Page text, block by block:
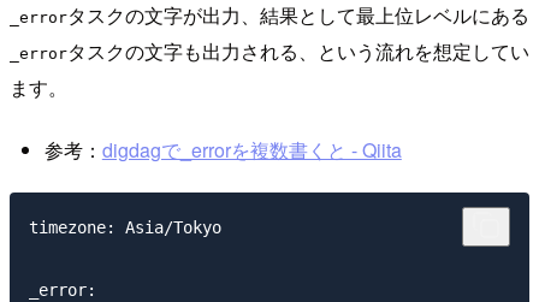
_errorタスクの文字が出力、結果として最上位レベルにある
_errorタスクの文字も出力される、という流れを想定してい
ます。
参考： digdagで_errorを複数書くと - Qiita
timezone: Asia/Tokyo
_error: